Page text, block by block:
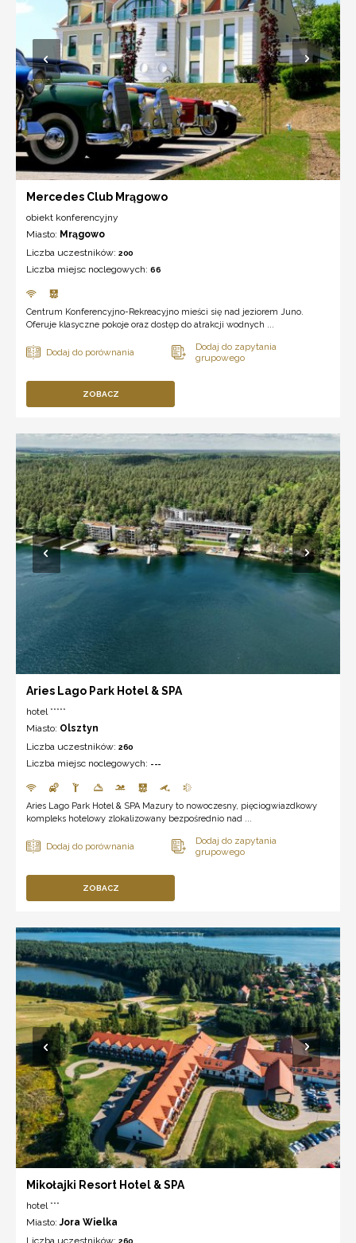
Mercedes Club Mrągowo
obiekt konferencyjny
Miasto: Mrągowo
Liczba uczestników: 200
Liczba miejsc noclegowych: 66
Centrum Konferencyjno-Rekreacyjno mieści się nad jeziorem Juno.
Oferuje klasyczne pokoje oraz dostęp do atrakcji wodnych ...
ZOBACZ
Aries Lago Park Hotel & SPA
hotel *****
Miasto: Olsztyn
Liczba uczestników: 260
Liczba miejsc noclegowych: ---
Aries Lago Park Hotel & SPA Mazury to nowoczesny, pięciogwiazdkowy
kompleks hotelowy zlokalizowany bezpośrednio nad ...
ZOBACZ
Mikołajki Resort Hotel & SPA
hotel ***
Miasto:Jora Wielka
Liczba uczestników: 260